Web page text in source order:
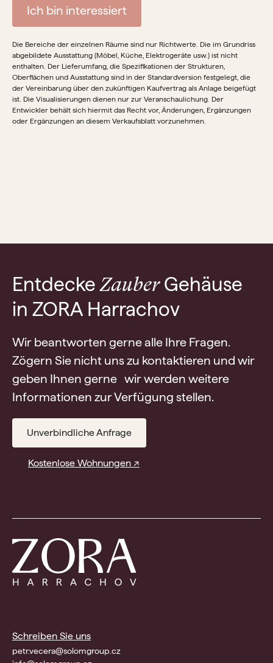
Ich bin interessiert
Die Bereiche der einzelnen Räume sind nur Richtwerte. Die im Grundriss
abgebildete Ausstattung (Möbel, Küche, Elektrogeräte usw.) ist nicht
enthalten. Der Lieferumfang, die Spezifikationen der Strukturen,
Oberflächen und Ausstattung sind in der Standardversion festgelegt, die
der Vereinbarung über den zukünftigen Kaufvertrag als Anlage beigefügt
ist. Die Visualisierungen dienen nur zur Veranschaulichung. Der
Entwickler behält sich hiermit das Recht vor, Änderungen, Ergänzungen
oder Ergänzungen an diesem Verkaufsblatt vorzunehmen.
EntdeckeZauberGehäuse
in ZORA Harrachov
Wir beantworten gerne alle Ihre Fragen.
Zögern Sie nicht uns zu kontaktieren und wir
geben Ihnen gerne wir werden weitere
Informationen zur Verfügung stellen.
Unverbindliche Anfrage
Kostenlose Wohnungen ↗
Schreiben Sie uns
petr.vecera@solomgroup.cz